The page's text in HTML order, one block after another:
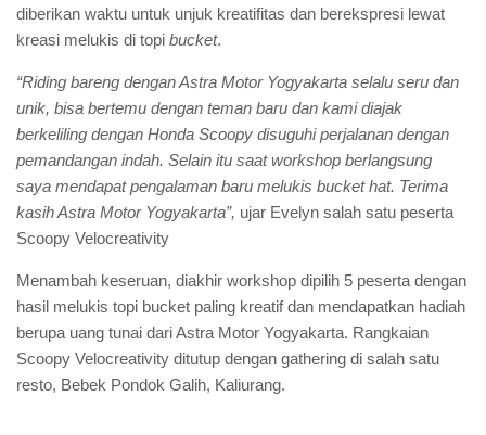
diberikan waktu untuk unjuk kreatifitas dan berekspresi lewat
kreasi melukis di topi bucket.
“Riding bareng dengan Astra Motor Yogyakarta selalu seru dan
unik, bisa bertemu dengan teman baru dan kami diajak
berkeliling dengan Honda Scoopy disuguhi perjalanan dengan
pemandangan indah. Selain itu saat workshop berlangsung
saya mendapat pengalaman baru melukis bucket hat. Terima
kasih Astra Motor Yogyakarta”, ujar Evelyn salah satu peserta
Scoopy Velocreativity
Menambah keseruan, diakhir workshop dipilih 5 peserta dengan
hasil melukis topi bucket paling kreatif dan mendapatkan hadiah
berupa uang tunai dari Astra Motor Yogyakarta. Rangkaian
Scoopy Velocreativity ditutup dengan gathering di salah satu
resto, Bebek Pondok Galih, Kaliurang.